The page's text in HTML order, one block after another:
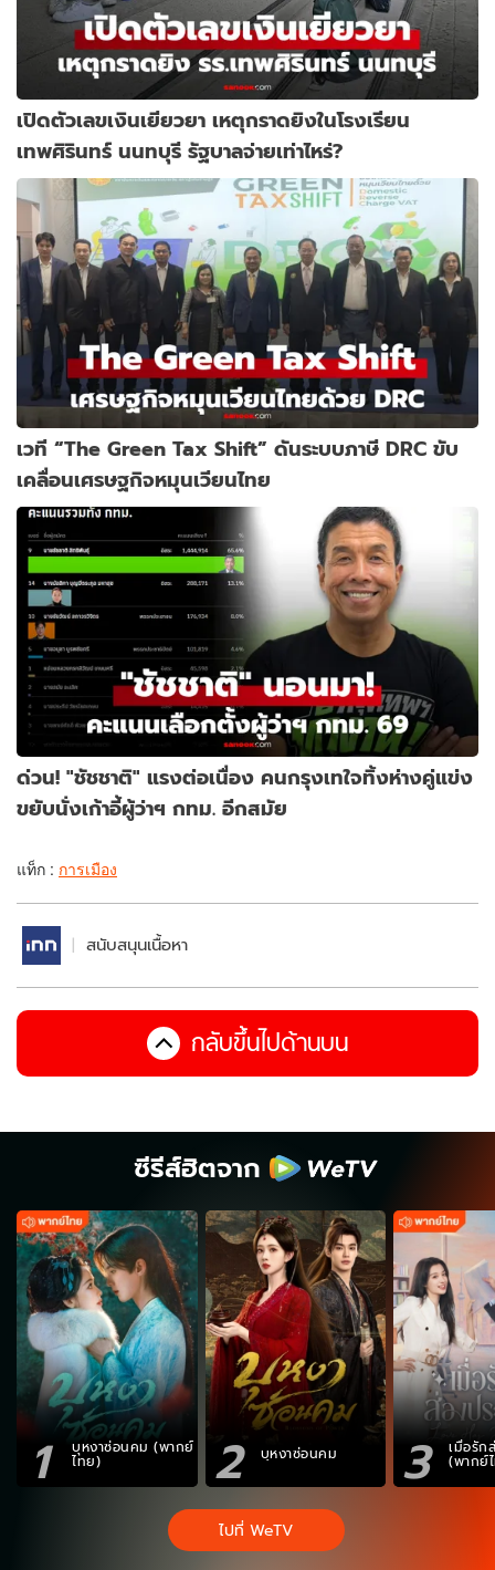
เปิดตัวเลขเงินเยียวยา เหตุกราดยิงในโรงเรียน
เทพศิรินทร์ นนทบุรี รัฐบาลจ่ายเท่าไหร่?
เวที “The Green Tax Shift” ดันระบบภาษี DRC ขับ
เคลื่อนเศรษฐกิจหมุนเวียนไทย
ด่วน! "ชัชชาติ" แรงต่อเนื่อง คนกรุงเทใจทิ้งห่างคู่แข่ง
ขยับนั่งเก้าอี้ผู้ว่าฯ กทม. อีกสมัย
แท็ก : การเมือง
สนับสนุนเนื้อหา
กลับขึ้นไปด้านบน
ซีรีส์ฮิตจาก
1 บุหงาซ่อนคม (พากย์
ไทย) 2 บุหงาซ่อนคม 3 เมื่อรัก
(พากย์
ไปที่ WeTV